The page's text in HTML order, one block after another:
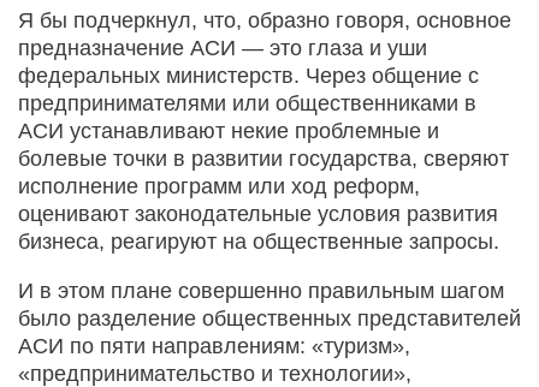
Я бы подчеркнул, что, образно говоря, основное
предназначение АСИ — это глаза и уши
федеральных министерств. Через общение с
предпринимателями или общественниками в
АСИ устанавливают некие проблемные и
болевые точки в развитии государства, сверяют
исполнение программ или ход реформ,
оценивают законодательные условия развития
бизнеса, реагируют на общественные запросы.
И в этом плане совершенно правильным шагом
было разделение общественных представителей
АСИ по пяти направлениям: «туризм»,
«предпринимательство и технологии»,